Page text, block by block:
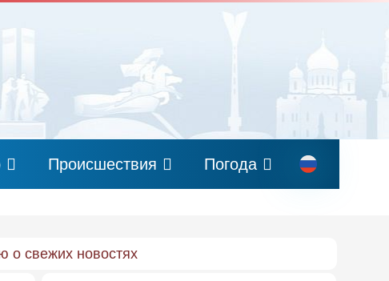
Происшествия Погода
о свежих новостях